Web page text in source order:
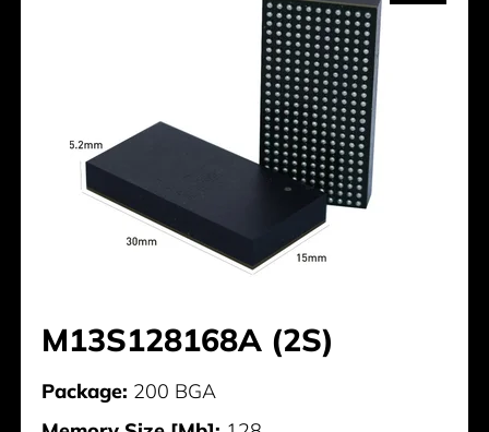
M13S128168A (2S)
Package: 200 BGA